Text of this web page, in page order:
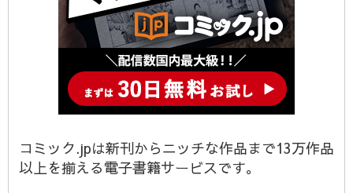
コミック.jpは新刊からニッチな作品まで13万作品
以上を揃える電子書籍サービスです。